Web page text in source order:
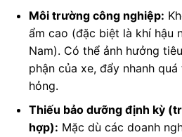
Môi trường công nghiệp:
ẩm cao (đặc biệt là khí hậu
Nam). Có thể ảnh hưởng
phận của xe, đẩy nhanh
hỏng.
Thiếu bảo dưỡng định kỳ
hợp): Mặc dù các doanh